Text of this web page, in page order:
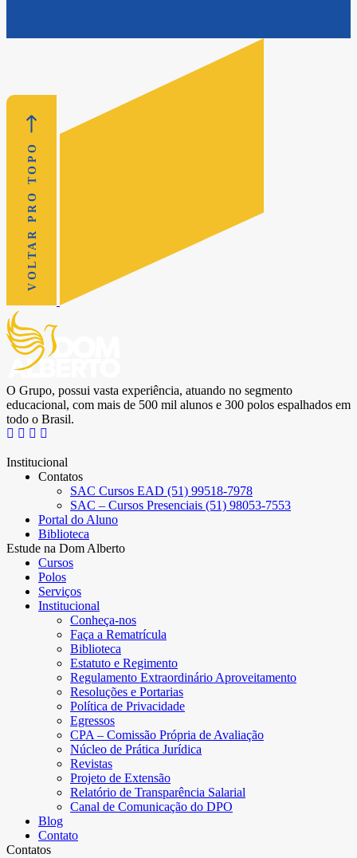
VOLTAR PRO TOPO
O Grupo, possui vasta experiência, atuando no segmento
educacional, com mais de 500 mil alunos e 300 polos espalhados em
todo o Brasil.
Institucional
Contatos
SAC Cursos EAD (51) 99518-7978
SAC – Cursos Presenciais (51) 98053-7553
Portal do Aluno
Biblioteca
Estude na Dom Alberto
Cursos
Polos
Serviços
Institucional
Conheça-nos
Faça a Rematrícula
Biblioteca
Estatuto e Regimento
Regulamento Extraordinário Aproveitamento
Resoluções e Portarias
Política de Privacidade
Egressos
CPA – Comissão Própria de Avaliação
Núcleo de Prática Jurídica
Revistas
Projeto de Extensão
Relatório de Transparência Salarial
Canal de Comunicação do DPO
Blog
Contato
Contatos